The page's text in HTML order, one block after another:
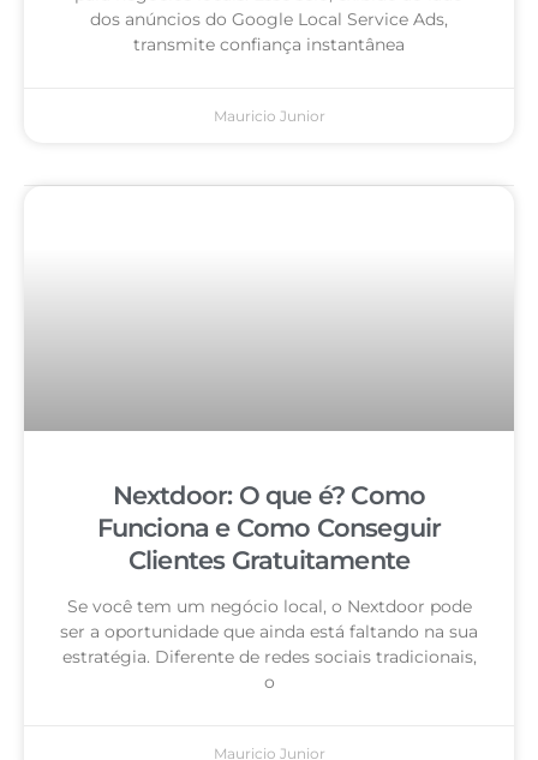
dos anúncios do Google Local Service Ads,
transmite confiança instantânea
Mauricio Junior
Nextdoor: O que é? Como
Funciona e Como Conseguir
Clientes Gratuitamente
Se você tem um negócio local, o Nextdoor pode
ser a oportunidade que ainda está faltando na sua
estratégia. Diferente de redes sociais tradicionais,
o
Mauricio Junior